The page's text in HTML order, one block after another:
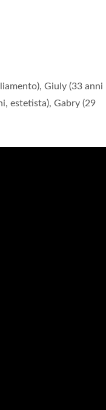
Giuly (33 anni
estetista), Gabry (29